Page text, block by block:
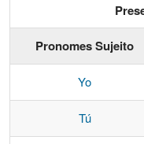
Pronomes Sujeito
Yo
Tú